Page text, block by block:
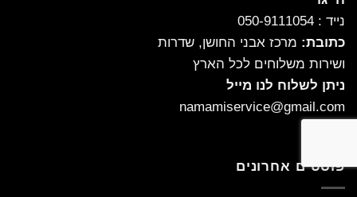
נייד : 050-9111054
כתובת: מרכז אבני החושן, שדרות
ושירות משלוחים לכל הארץ
ניתן לשלוח לנו מייל
namamiservice@gmail.com
פוסטים אחרונים